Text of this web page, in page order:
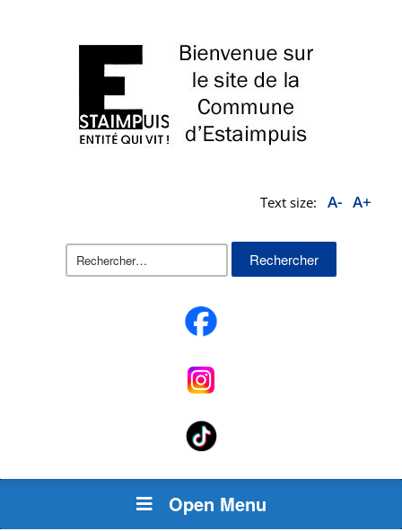
Text size: A- A+
Rechercher :
Open Menu